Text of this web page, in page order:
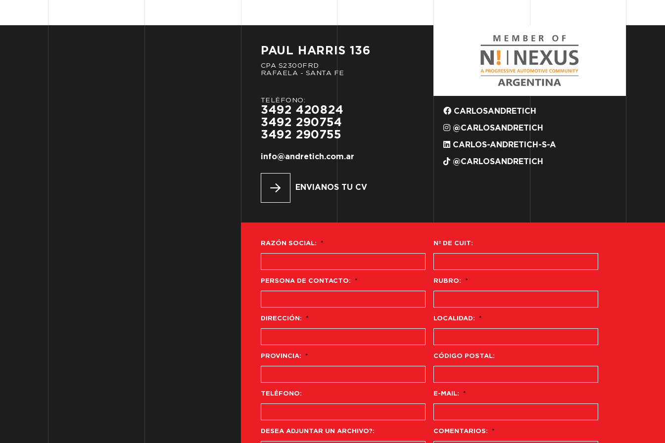
PAUL HARRIS 136
CPA S2300FRD
RAFAELA - SANTA FE
TELÉFONO:
3492 420824
3492 290754
3492 290755
info@andretich.com.ar
ENVIANOS TU CV
CARLOSANDRETICH
@CARLOSANDRETICH
CARLOS-ANDRETICH-S-A
@CARLOSANDRETICH
RAZÓN SOCIAL: * Nº DE CUIT:
PERSONA DE CONTACTO: * RUBRO: *
DIRECCIÓN: * LOCALIDAD: *
PROVINCIA: * CÓDIGO POSTAL:
TELÉFONO: E-MAIL: *
DESEA ADJUNTAR UN ARCHIVO?: COMENTARIOS: *